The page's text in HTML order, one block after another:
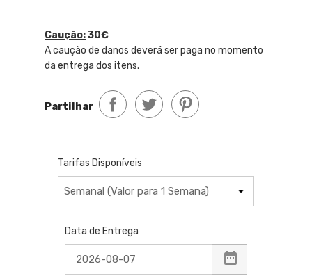
Caução:30€
A caução de danos deverá ser paga no momento
da entrega dos itens.
Partilhar
Tarifas Disponíveis
Data de Entrega